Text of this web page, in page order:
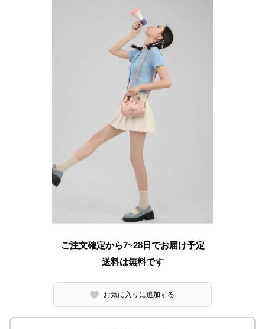
ご注文確定から7~28日でお届け予定
送料は無料です
お気に入りに追加する